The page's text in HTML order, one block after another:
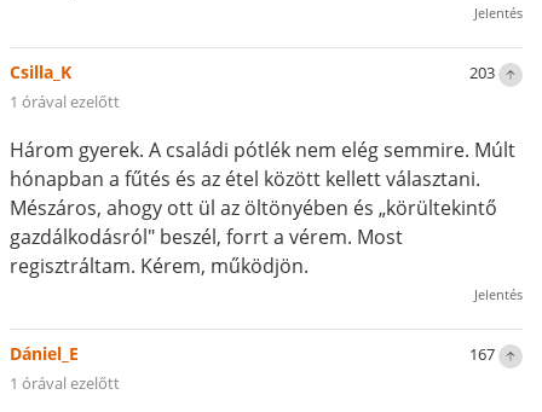
Jelentés
203
Csilla_K
1 órával ezelőtt
Három gyerek. A családi pótlék nem elég semmire. Múlt
hónapban a fűtés és az étel között kellett választani.
Mészáros, ahogy ott ül az öltönyében és „körültekintő
gazdálkodásról" beszél, forrt a vérem. Most
regisztráltam. Kérem, működjön.
Jelentés
167
Dániel_E
1 órával ezelőtt